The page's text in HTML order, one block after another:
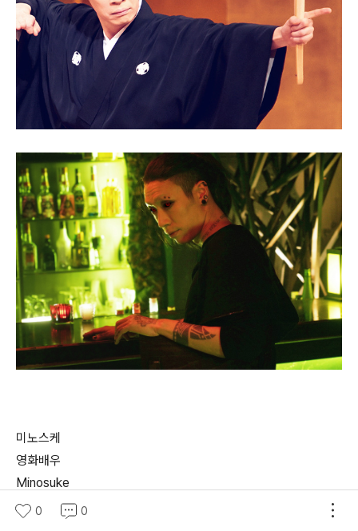
미노스케
영화배우
Minosuke
巳之助
0 0